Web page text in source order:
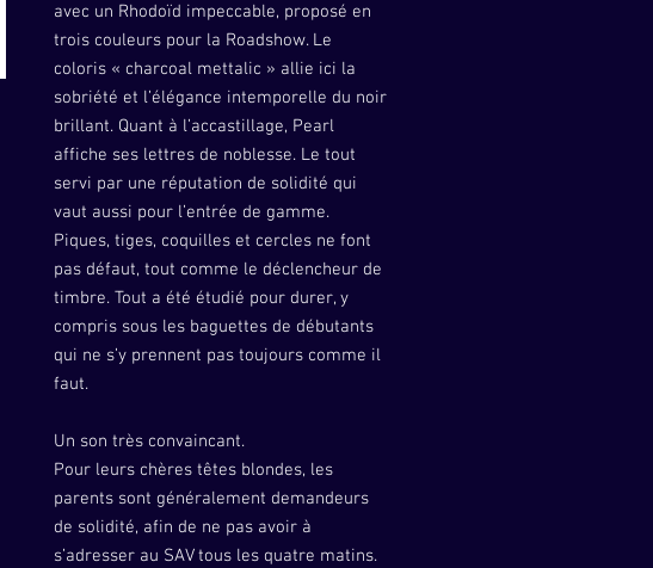
avec un Rhodoïd impeccable, proposé en
trois couleurs pour la Roadshow. Le
coloris « charcoal mettalic » allie ici la
sobriété et l’élégance intemporelle du noir
brillant. Quant à l’accastillage, Pearl
affiche ses lettres de noblesse. Le tout
servi par une réputation de solidité qui
vaut aussi pour l’entrée de gamme.
Piques, tiges, coquilles et cercles ne font
pas défaut, tout comme le déclencheur de
timbre. Tout a été étudié pour durer, y
compris sous les baguettes de débutants
qui ne s’y prennent pas toujours comme il
faut.
Un son très convaincant.
Pour leurs chères têtes blondes, les
parents sont généralement demandeurs
de solidité, afin de ne pas avoir à
s’adresser au SAV tous les quatre matins.